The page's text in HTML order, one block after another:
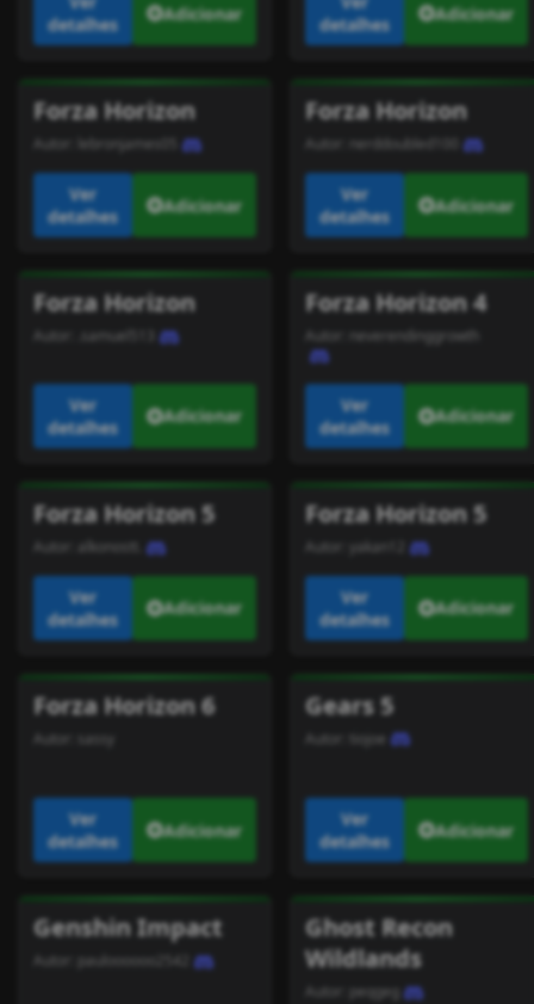
detalhes
Adicionar
detalhes
Adicionar
Forza Horizon
Autor: lebronjames05
Ver
detalhes
Adicionar
Forza Horizon
Autor: nerddoubled100
Ver
detalhes
Adicionar
Forza Horizon
Autor: .samuel513
Ver
detalhes
Adicionar
Forza Horizon 4
Autor: neverendinggrowth
Ver
detalhes
Adicionar
Forza Horizon 5
Autor: alkonostt.
Ver
detalhes
Adicionar
Forza Horizon 5
Autor: yakan12
Ver
detalhes
Adicionar
Forza Horizon 6
Autor: sassy
Ver
detalhes
Adicionar
Gears 5
Autor: tiojoe
Ver
detalhes
Adicionar
Genshin Impact
Autor: pauloooooo2542
Ghost Recon
Wildlands
Autor: peqgeg